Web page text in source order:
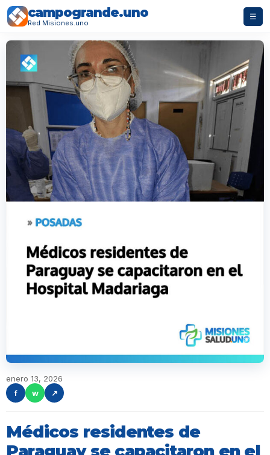
campogrande.uno
Red Misiones.uno
☰
enero 13, 2026
f
w ↗
Médicos residentes de